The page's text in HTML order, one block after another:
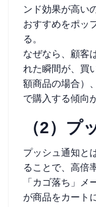
ンド効果が高い
おすすめをポッ
る。
なぜなら、顧客
れた瞬間が、買
額商品の場合）
で購入する傾向
（2）プ
プッシュ通知と
ることで、高倍
「カゴ落ち」メ
が商品をカート